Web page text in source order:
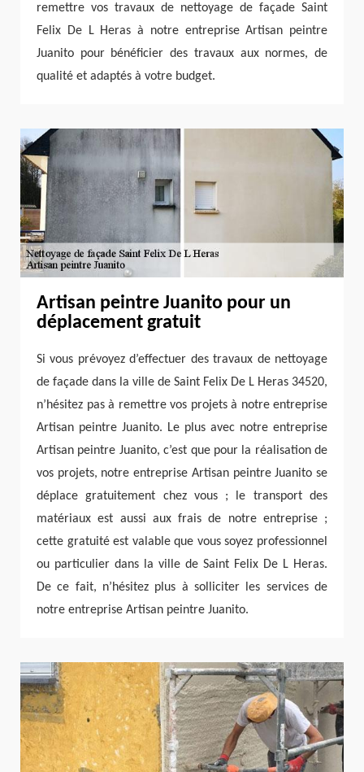
remettre vos travaux de nettoyage de façade Saint
Felix De L Heras à notre entreprise Artisan peintre
Juanito pour bénéficier des travaux aux normes, de
qualité et adaptés à votre budget.
Artisan peintre Juanito pour un
déplacement gratuit
Si vous prévoyez d’effectuer des travaux de nettoyage
de façade dans la ville de Saint Felix De L Heras 34520,
n’hésitez pas à remettre vos projets à notre entreprise
Artisan peintre Juanito. Le plus avec notre entreprise
Artisan peintre Juanito, c’est que pour la réalisation de
vos projets, notre entreprise Artisan peintre Juanito se
déplace gratuitement chez vous ; le transport des
matériaux est aussi aux frais de notre entreprise ;
cette gratuité est valable que vous soyez professionnel
ou particulier dans la ville de Saint Felix De L Heras.
De ce fait, n’hésitez plus à solliciter les services de
notre entreprise Artisan peintre Juanito.